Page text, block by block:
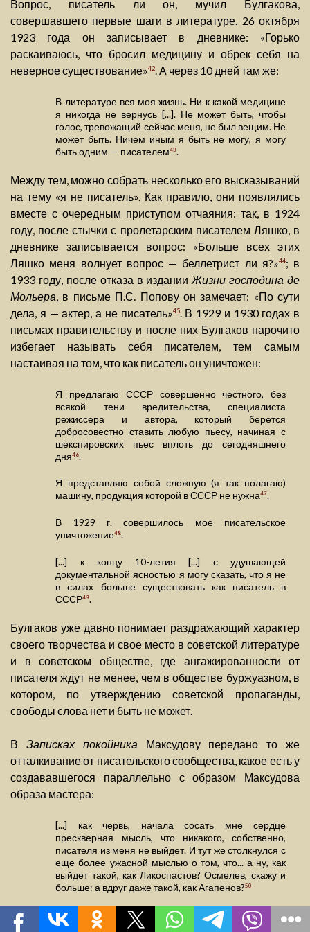
Вопрос, писатель ли он, мучил Булгакова,
совершавшего первые шаги в литературе. 26 октября
1923 года он записывает в дневнике: «Горько
раскаиваюсь, что бросил медицину и обрек себя на
неверное существование»42. А через 10 дней там же:
В литературе вся моя жизнь. Ни к какой медицине
я никогда не вернусь [...]. Не может быть, чтобы
голос, тревожащий сейчас меня, не был вещим. Не
может быть. Ничем иным я быть не могу, я могу
быть одним — писателем43.
Между тем, можно собрать несколько его высказываний
на тему «я не писатель». Как правило, они появлялись
вместе с очередным приступом отчаяния: так, в 1924
году, после стычки с пролетарским писателем Ляшко, в
дневнике записывается вопрос: «Больше всех этих
Ляшко меня волнует вопрос — беллетрист ли я?»44; в
1933 году, после отказа в изданииЖизни господина де
Мольера, в письме П.С. Попову он замечает: «По сути
дела, я — актер, а не писатель»45. В 1929 и 1930 годах в
письмах правительству и после них Булгаков нарочито
избегает называть себя писателем, тем самым
настаивая на том, что как писатель он уничтожен:
Я предлагаю СССР совершенно честного, без
всякой тени вредительства, специалиста
режиссера и автора, который берется
добросовестно ставить любую пьесу, начиная с
шекспировских пьес вплоть до сегодняшнего
дня46.
Я представляю собой сложную (я так полагаю)
машину, продукция которой в СССР не нужна47.
В 1929 г. совершилось мое писательское
уничтожение48.
[...] к концу 10-летия [...] с удушающей
документальной ясностью я могу сказать, что я не
в силах больше существовать как писатель в
СССР49.
Булгаков уже давно понимает раздражающий характер
своего творчества и свое место в советской литературе
и в советском обществе, где ангажированности от
писателя ждут не менее, чем в обществе буржуазном, в
котором, по утверждению советской пропаганды,
свободы слова нет и быть не может.
В Записках покойника Максудову передано то же
отталкивание от писательского сообщества, какое есть у
создававшегося параллельно с образом Максудова
образа мастера:
[...] как червь, начала сосать мне сердце
прескверная мысль, что никакого, собственно,
писателя из меня не выйдет. И тут же столкнулся с
еще более ужасной мыслью о том, что... а ну, как
выйдет такой, как Ликоспастов? Осмелев, скажу и
больше: а вдруг даже такой, как Агапенов?50
Этот мир, куда так стремился герой Записок покойника,